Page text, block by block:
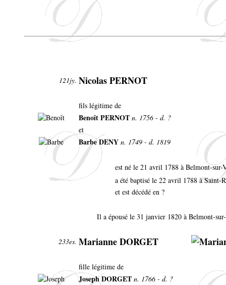
121jy. Nicolas PERNOT
fils légitime de
Benoît PERNOT n. 1756 - d. ?
et
Barbe DENY n. 1749 - d. 1819
est né le 21 avril 1788 à Belmont-
a été baptisé le 22 avril 1788 à Saint-
et est décédé en ?
Il a épousé le 31 janvier 1820 à Belmont-
233es. Marianne DORGET
fille légitime de
Joseph DORGET n. 1766 - d. ?